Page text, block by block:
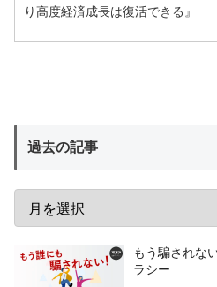
り高度経済成長は復活できる』
過去の記事
もう騙されな
ラシー